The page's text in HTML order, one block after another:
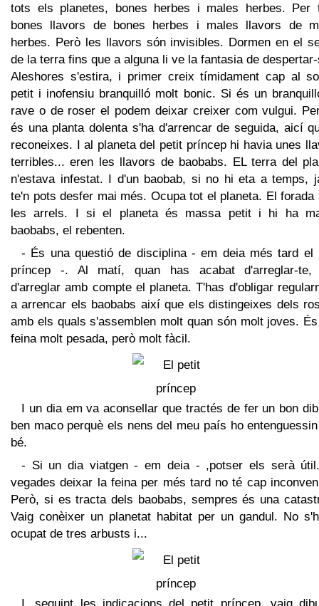
tots els planetes, bones herbes i males herbes. Per
bones llavors de bones herbes i males llavors de
herbes. Però les llavors són invisibles. Dormen en el
de la terra fins que a alguna li ve la fantasia de
Aleshores s'estira, i primer creix tímidament cap al
petit i inofensiu branquilló molt bonic. Si és un
rave o de roser el podem deixar creixer com vulgui.
és una planta dolenta s'ha d'arrencar de seguida, aicí
reconeixes. I al planeta del petit príncep hi havia unes
terribles... eren les llavors de baobabs. EL terra del
n'estava infestat. I d'un baobab, si no hi eta a temps,
te'n pots desfer mai més. Ocupa tot el planeta. El forada
les arrels. I si el planeta és massa petit i hi ha
baobabs, el rebenten.
- És una questió de disciplina - em deia més tard el
príncep -. Al matí, quan has acabat d'arreglar-te,
d'arreglar amb compte el planeta. T'has d'obligar
a arrencar els baobabs així que els distingeixes dels
amb els quals s'assemblen molt quan són molt joves.
feina molt pesada, però molt fàcil.
I un dia em va aconsellar que tractés de fer un bon
ben maco perquè els nens del meu país ho
bé.
- Si un dia viatgen - em deia - ,potser els serà
vegades deixar la feina per més tard no té cap
Però, si es tracta dels baobabs, sempres és una
Vaig conèixer un planetat habitat per un gandul. No
ocupat de tres arbusts i...
I, seguint les indicacions del petit príncep, vaig